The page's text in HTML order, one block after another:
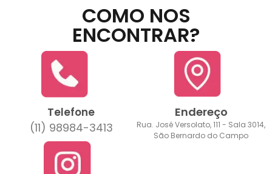
COMO NOS
ENCONTRAR?
Telefone
(11) 98984-3413
Endereço
Rua. José Versolato, 111 - Sala 3014,
São Bernardo do Campo